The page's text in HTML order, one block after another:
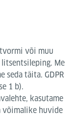
või muu
Me
seda täita. GDPR
1 b).
kasutame
võimalike huvide